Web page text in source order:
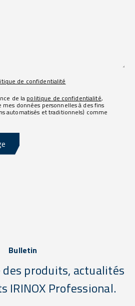
de confidentialité
de la politique de confidentialité,
données personnelles à des fins
automatisés et traditionnels) comme
Bulletin
produits, actualités
IRINOX Professional.